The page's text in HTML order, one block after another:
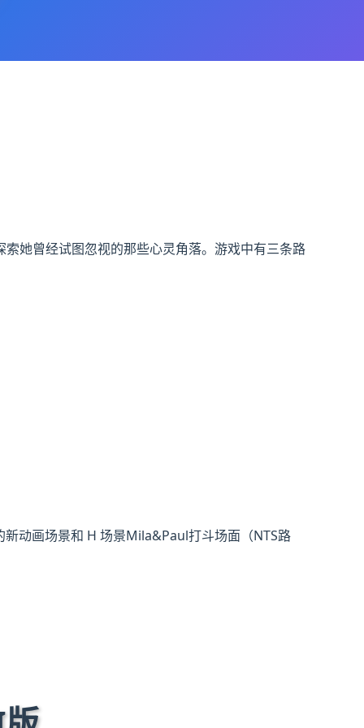
她曾经试图忽视的那些心灵角落。游戏中有三条路
动画场景和 H 场景Mila&Paul打斗场面（NTS路